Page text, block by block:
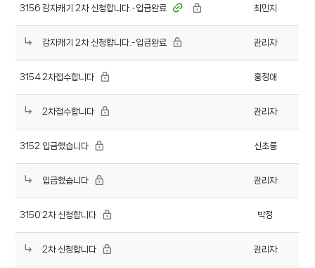
3156 감자캐기 2차 신청합니다.-입금완료 최민지
감자캐기 2차 신청합니다.-입금완료 관리자
31542차접수합니다 홍정애
2차접수합니다 관리자
3152 입금했습니다 신초롱
입금했습니다 관리자
3150 2차 신청합니다 박정
2차 신청합니다 관리자